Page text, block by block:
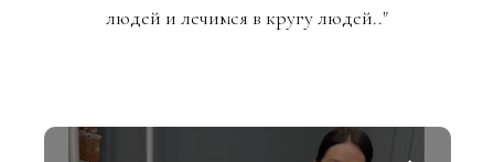
людей и лечимся в кругу людей.."